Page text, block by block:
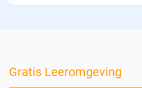
Gratis Leeromgeving